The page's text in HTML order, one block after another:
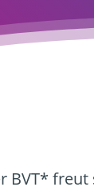
BVT*